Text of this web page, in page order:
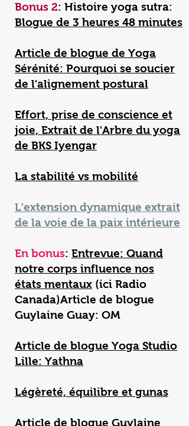
Bonus 2: Histoire yoga sutra:
Blogue de 3 heures 48 minutes
Article de blogue de Yoga
Sérénité: Pourquoi se soucier
de l'alignement postural
Effort, prise de conscience et
joie, Extrait de l'Arbre du yoga
de BKS Iyengar
La stabilité vs mobilité
L'extension dynamique extrait
de la voie de la paix intérieure
En bonus: Entrevue: Quand
notre corps influence nos
états mentaux (ici Radio
Canada)Article de blogue
Guylaine Guay: OM
Article de blogue Yoga Studio
Lille: Yathna
Légèreté, équilibre et gunas
Article de blogue Guylaine